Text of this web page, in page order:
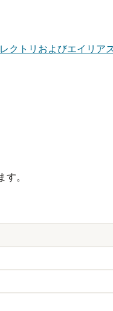
クトリおよびエイリア
。